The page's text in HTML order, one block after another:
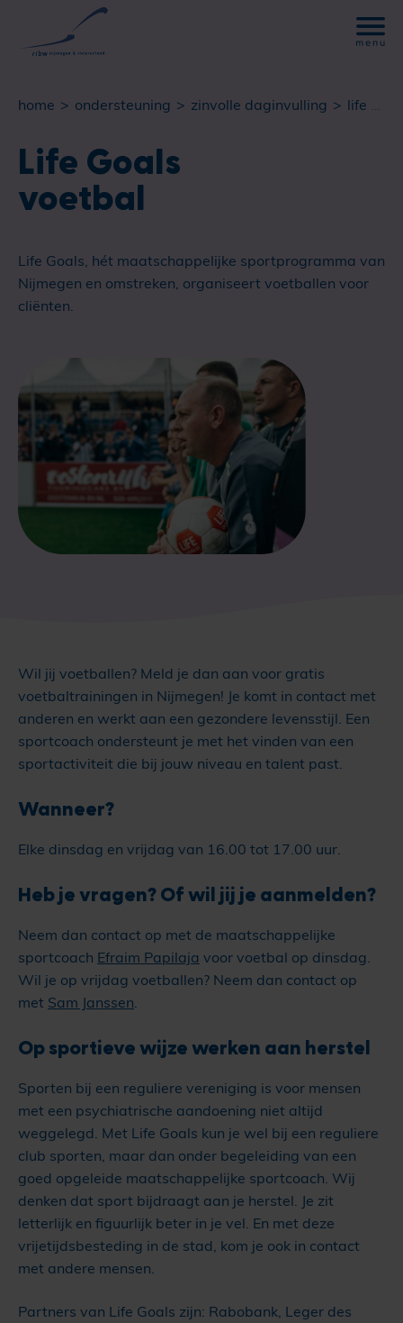
home ondersteuning zinvolle daginvulling life goals voetbal
Life Goals
voetbal
Life Goals, hét maatschappelijke sportprogramma van
Nijmegen en omstreken, organiseert voetballen voor
cliënten.
Wil jij voetballen? Meld je dan aan voor gratis
voetbaltrainingen in Nijmegen! Je komt in contact met
anderen en werkt aan een gezondere levensstijl. Een
sportcoach ondersteunt je met het vinden van een
sportactiviteit die bij jouw niveau en talent past.
Wanneer?
Elke dinsdag en vrijdag van 16.00 tot 17.00 uur.
Heb je vragen? Of wil jij je aanmelden?
Neem dan contact op met de maatschappelijke
sportcoach Efraim Papilaja voor voetbal op dinsdag.
Wil je op vrijdag voetballen? Neem dan contact op
met Sam Janssen.
Op sportieve wijze werken aan herstel
Sporten bij een reguliere vereniging is voor mensen
met een psychiatrische aandoening niet altijd
weggelegd. Met Life Goals kun je wel bij een reguliere
club sporten, maar dan onder begeleiding van een
goed opgeleide maatschappelijke sportcoach. Wij
denken dat sport bijdraagt aan je herstel. Je zit
letterlijk en figuurlijk beter in je vel. En met deze
vrijetijdsbesteding in de stad, kom je ook in contact
met andere mensen.
Partners van Life Goals zijn: Rabobank, Leger des